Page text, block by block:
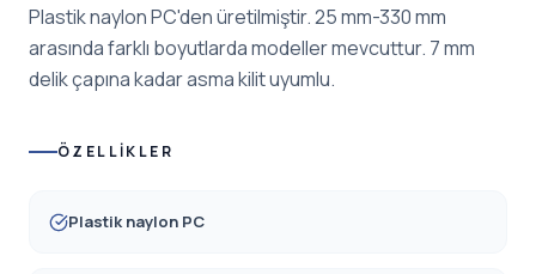
Plastik naylon PC'den üretilmiştir. 25 mm-330 mm
arasında farklı boyutlarda modeller mevcuttur. 7 mm
delik çapına kadar asma kilit uyumlu.
ÖZELLIKLER
Plastik naylon PC